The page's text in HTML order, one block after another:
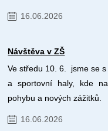
16.06.2026
Návštěva v ZŠ
Ve středu 10. 6. jsme se
a sportovní haly, kde
pohybu a nových zážitků.
16.06.2026